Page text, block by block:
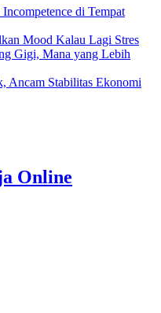
di Tempat
Mood Kalau Lagi Stres
Gigi, Mana yang Lebih
Ancam Stabilitas Ekonomi
Online